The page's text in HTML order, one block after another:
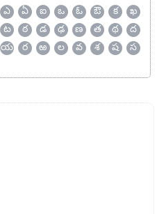
ఎ ఏ ఐ ఒ ఓ ఔ క
ఖ
ట ఠ డ ఢ ణ త థ
ద
య ర ఱ ల వ శ ష
స